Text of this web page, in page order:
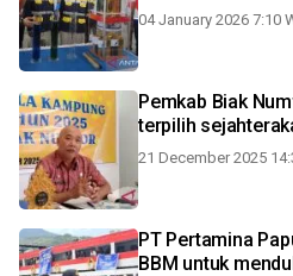
04 January 2026 7:10
Pemkab Biak
terpilih
21 December 2025
PT Pertamina
BBM untuk